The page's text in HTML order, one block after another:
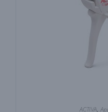
ACTIVA,